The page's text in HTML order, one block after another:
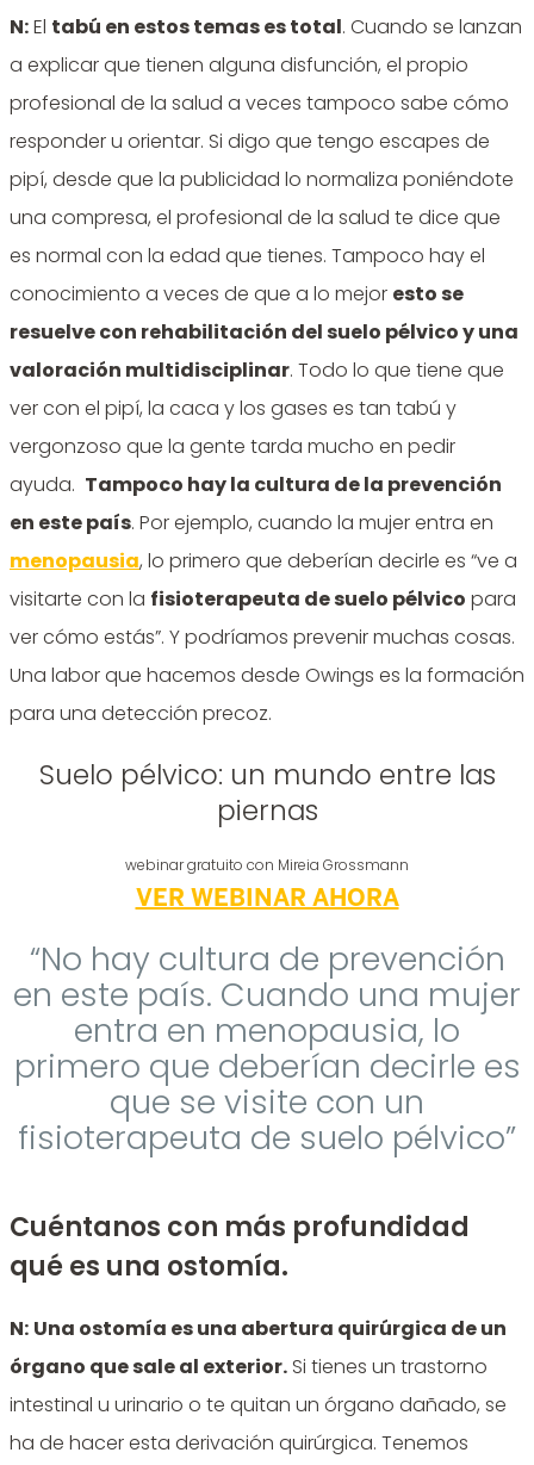
N:El tabú en estos temas es total. Cuando se lanzan
a explicar que tienen alguna disfunción, el propio
profesional de la salud a veces tampoco sabe cómo
responder u orientar. Si digo que tengo escapes de
pipí, desde que la publicidad lo normaliza poniéndote
una compresa, el profesional de la salud te dice que
es normal con la edad que tienes. Tampoco hay el
conocimiento a veces de que a lo mejor esto se
resuelve con rehabilitación del suelo pélvico y una
valoración multidisciplinar. Todo lo que tiene que
ver con el pipí, la caca y los gases es tan tabú y
vergonzoso que la gente tarda mucho en pedir
ayuda. Tampoco hay la cultura de la prevención
en este país. Por ejemplo, cuando la mujer entra en
menopausia, lo primero que deberían decirle es “ve a
visitarte con la fisioterapeuta de suelo pélvico para
ver cómo estás”. Y podríamos prevenir muchas cosas.
Una labor que hacemos desde Owings es la formación
para una detección precoz.
Suelo pélvico: un mundo entre las
piernas
webinar gratuito con Mireia Grossmann
VER WEBINAR AHORA
“No hay cultura de prevención
en este país. Cuando una mujer
entra en menopausia, lo
primero que deberían decirle es
que se visite con un
fisioterapeuta de suelo pélvico”
Cuéntanos con más profundidad
qué es una ostomía.
N: Una ostomía es una abertura quirúrgica de un
órgano que sale al exterior. Si tienes un trastorno
intestinal u urinario o te quitan un órgano dañado, se
ha de hacer esta derivación quirúrgica. Tenemos